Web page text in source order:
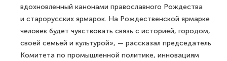
вдохновленный канонами православного Рождества
и старорусских ярмарок. На Рождественской ярмарке
человек будет чувствовать связь с историей, городом,
своей семьей и культурой», — рассказал председатель
Комитета по промышленной политике, инновациям